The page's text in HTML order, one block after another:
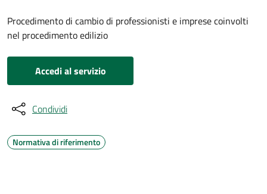
Procedimento di cambio di professionisti e imprese coinvolti
nel procedimento edilizio
Accedi al servizio
Condividi
Normativa di riferimento